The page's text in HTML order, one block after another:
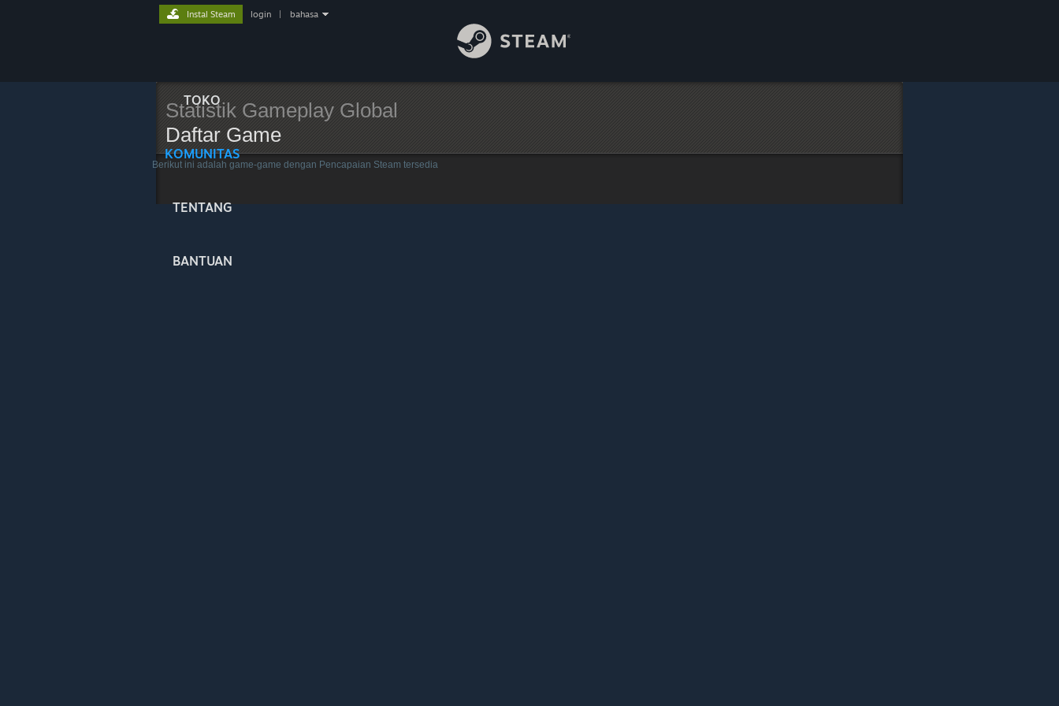
TOKO
KOMUNITAS
TENTANG
BANTUAN
Instal Steam login bahasa
Statistik Gameplay Global
Daftar Game
Berikut ini adalah game-game dengan Pencapaian Steam tersedia